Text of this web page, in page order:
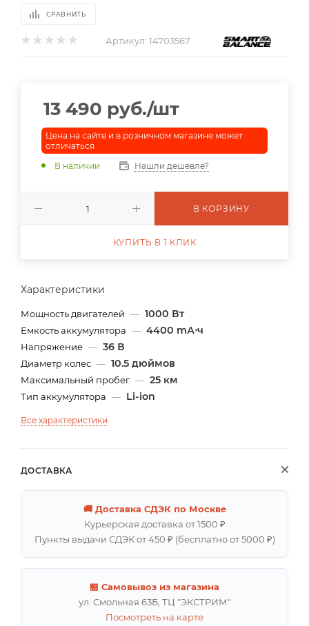
СРАВНИТЬ
Артикул: 14703567
Характеристики
Мощность двигателей — 1000 Вт
Емкость аккумулятора — 4400 mА⋅ч
Напряжение — 36 В
Диаметр колес — 10.5 дюймов
Максимальный пробег — 25 км
Тип аккумулятора — Li-ion
Все характеристики
ДОСТАВКА
🚚 Доставка СДЭК по Москве
Курьерская доставка от 1500 ₽
Пункты выдачи СДЭК от 450 ₽ (бесплатно от 5000 ₽)
🏪 Самовывоз из магазина
ул. Смольная 63Б, ТЦ "ЭКСТРИМ"
Посмотреть на карте
13 490 руб./шт
Цена на сайте и в розничном магазине может
отличаться
В наличии
Нашли дешевле?
В КОРЗИНУ
КУПИТЬ В 1 КЛИК